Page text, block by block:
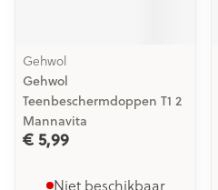
Gehwol
Gehwol
Teenbeschermdoppen T1 2
Mannavita
€ 5,99
Niet beschikbaar